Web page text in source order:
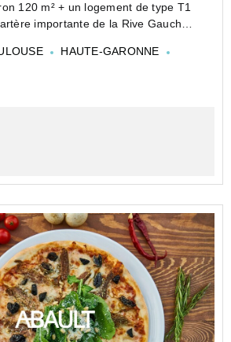
120 m² + un logement de type T1
importante de la Rive Gauche
travaux fait à la...
HAUTE-GARONNE